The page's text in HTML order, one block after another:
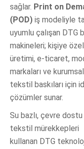
sağlar. Print on
(POD) iş modeliyle
uyumlu çalışan DTG
makineleri; kişiye
üretimi, e-ticaret,
markaları ve kurumsal
tekstil baskıları için
çözümler sunar.
Su bazlı, çevre dostu
tekstil mürekkepleri
kullanan DTG